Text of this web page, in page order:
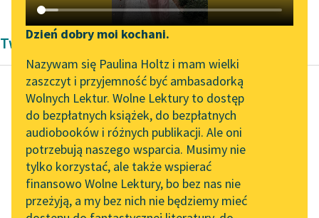
Katalog DAISY
Podkasty o książkach
Zgłoś brak utworu
Aktualności
„Prokurator Alicja Horn”
do słuchania
Byliśmy częścią AI Impact
Lab
Zapraszamy na spotkanie
online z tłumaczkami
Narzędzia
Mapa Wolnych Lektur
Leśmianator
Przewodnik dla piszących i
czytających
Dzień dobry moi kochani.
Nazywam się Paulina Holtz i mam wielki
zaszczyt i przyjemność być ambasadorką
Wolnych Lektur. Wolne Lektury to dostęp
do bezpłatnych książek, do bezpłatnych
audiobooków i różnych publikacji. Ale oni
potrzebują naszego wsparcia. Musimy nie
tylko korzystać, ale także wspierać
finansowo Wolne Lektury, bo bez nas nie
przeżyją, a my bez nich nie będziemy mieć
Twórczość Tadeusz Boy-Żeleński
Tadeusz Boy-Żeleński
Flirt z Melpomeną
Rola Żony w
interpretacji p.
Pancewiczowej jest